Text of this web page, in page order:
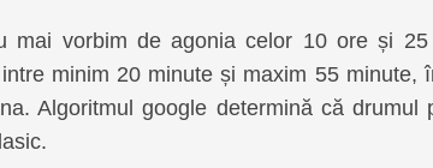
mai vorbim de agonia celor 10 ore și 25
minim 20 minute și maxim 55 minute,
Algoritmul google determină că